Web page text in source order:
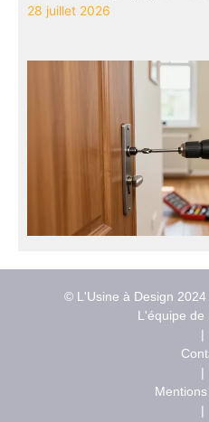
28 juillet 2026
© L'Usine à Design
L'équipe de
|
|
|